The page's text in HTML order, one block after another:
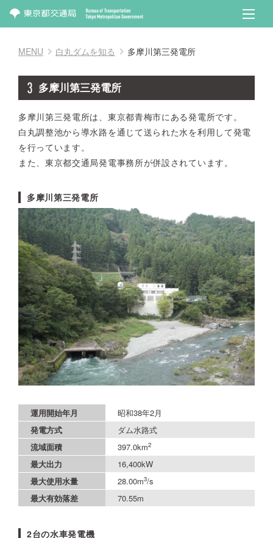
MENU 白丸ダムを知る 多摩川第三発電所
多摩川第三発電所
多摩川第三発電所は、東京都青梅市にある発電所です。
白丸調整池から導水路を通じて送られた水を利用して発電
を行っています。
また、東京都交通局発電事務所が併設されています。
多摩川第三発電所
運用開始年月
昭和38年2月
発電方式
ダム水路式
流域面積
397.0km2
最大出力
16,400kW
最大使用水量
28.00m3/s
最大有効落差
70.55m
2台の水車発電機